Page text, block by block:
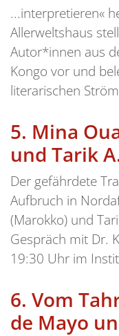
...interpretieren«
Allerweltshaus
Autor*innen aus
Kongo vor und
literarischen
5. Mina
und Tarik
Der gefährdete
Aufbruch in
(Marokko) und
Gespräch mit Dr.
19:30 Uhr im
6. Vom
de Mayo